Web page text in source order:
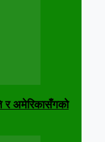
र अमेरिकासँगको